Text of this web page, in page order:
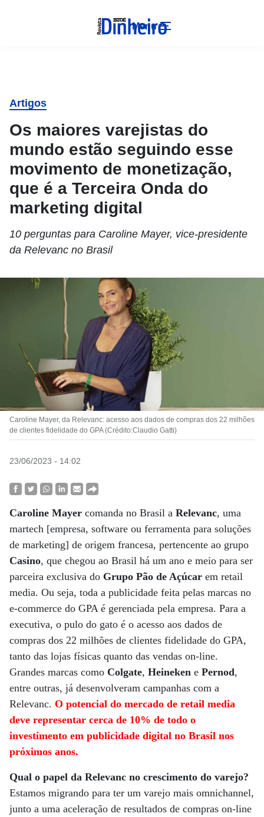
Menu
Artigos
Os maiores varejistas do
mundo estão seguindo esse
movimento de monetização,
que é a Terceira Onda do
marketing digital
10 perguntas para Caroline Mayer, vice-presidente
da Relevanc no Brasil
Caroline Mayer, da Relevanc: acesso aos dados de compras dos 22 milhões
de clientes fidelidade do GPA (Crédito:Claudio Gatti)
23/06/2023 - 14:02
Caroline Mayer comanda no Brasil a Relevanc, uma
martech [empresa, software ou ferramenta para soluções
de marketing] de origem francesa, pertencente ao grupo
Casino, que chegou ao Brasil há um ano e meio para ser
parceira exclusiva do Grupo Pão de Açúcar em retail
media. Ou seja, toda a publicidade feita pelas marcas no
e-commerce do GPA é gerenciada pela empresa. Para a
executiva, o pulo do gato é o acesso aos dados de
compras dos 22 milhões de clientes fidelidade do GPA,
tanto das lojas físicas quanto das vendas on-line.
Grandes marcas como Colgate, Heineken e Pernod,
entre outras, já desenvolveram campanhas com a
Relevanc. O potencial do mercado de retail media
deve representar cerca de 10% de todo o
investimento em publicidade digital no Brasil nos
próximos anos.
Qual o papel da Relevanc no crescimento do varejo?
Estamos migrando para ter um varejo mais omnichannel,
junto a uma aceleração de resultados de compras on-line